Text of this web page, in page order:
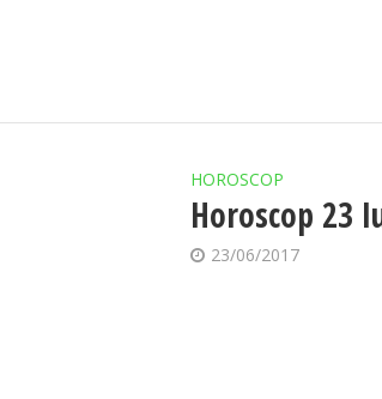
HOROSCOP
Horoscop 23
23/06/2017